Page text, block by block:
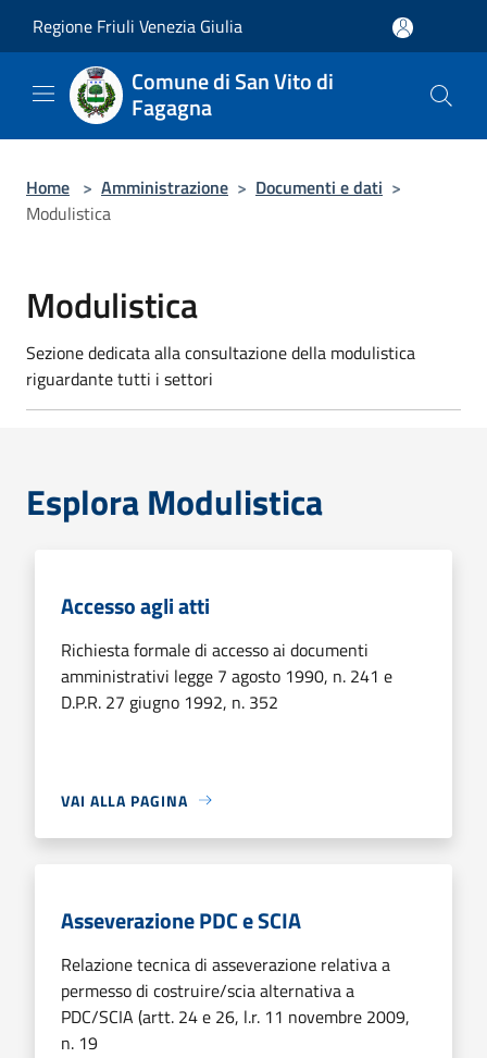
Regione Friuli Venezia Giulia
Comune di San Vito di
Fagagna
Home > Amministrazione > Documenti e dati >
Modulistica
Modulistica
Sezione dedicata alla consultazione della modulistica
riguardante tutti i settori
Esplora Modulistica
Accesso agli atti
Richiesta formale di accesso ai documenti
amministrativi legge 7 agosto 1990, n. 241 e
D.P.R. 27 giugno 1992, n. 352
VAI ALLA PAGINA
Asseverazione PDC e SCIA
Relazione tecnica di asseverazione relativa a
permesso di costruire/scia alternativa a
PDC/SCIA (artt. 24 e 26, l.r. 11 novembre 2009,
n. 19